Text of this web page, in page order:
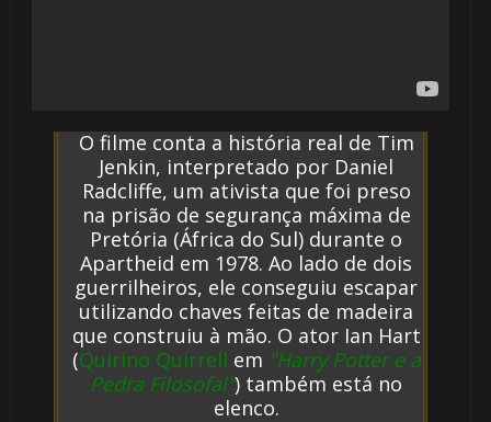
O filme conta a história real de Tim
Jenkin, interpretado por Daniel
Radcliffe, um ativista que foi preso
na prisão de segurança máxima de
Pretória (África do Sul) durante o
Apartheid em 1978. Ao lado de dois
guerrilheiros, ele conseguiu escapar
utilizando chaves feitas de madeira
que construiu à mão. O ator Ian Hart
(Quirino Quirrell em "Harry Potter e a
Pedra Filosofal") também está no
elenco.
🎂
⚡